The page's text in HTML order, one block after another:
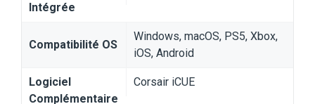
Intégrée
Compatibilité OS
Windows, macOS, PS5, Xbox,
iOS, Android
Logiciel
Complémentaire
Corsair iCUE